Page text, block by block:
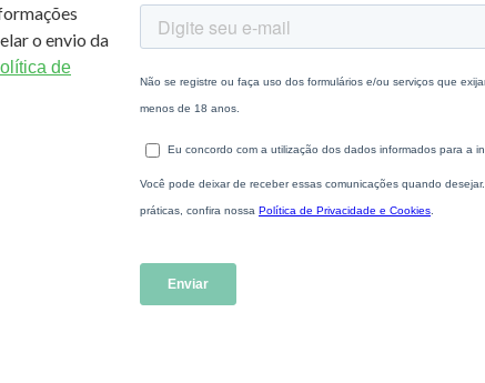
o envio da
de